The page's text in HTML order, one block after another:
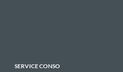
SERVICE CONSO